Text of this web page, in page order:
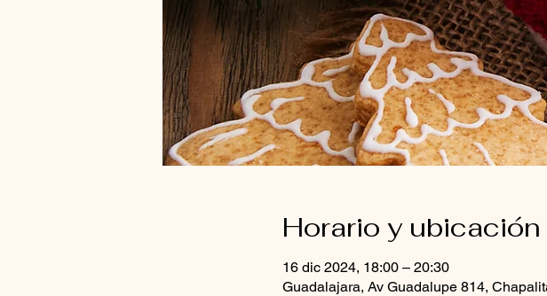
Horario y ubicación
16 dic 2024, 18:00 – 20:30
Guadalajara, Av Guadalupe 814,